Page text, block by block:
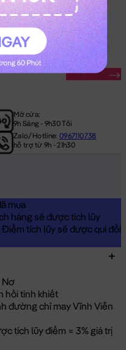
Săn Ngay
Mở cửa:
9h Sáng - 9h30 Tối
Zalo/Hotline:0967110738
hỗ trợ từ 9h - 21h30
mua
hàng sẽ được tích lũy
Điểm tích lũy sẽ được qui đổi
Nơ
hồi tinh khiết
đường chỉ may Vĩnh Viễn
tích lũy điểm = 3% giá trị